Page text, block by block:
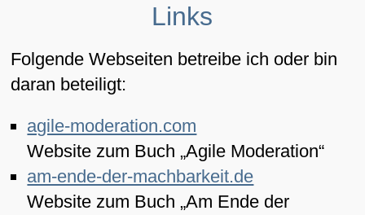
Links
Folgende Webseiten betreibe ich oder bin
daran beteiligt:
agile-moderation.com
Website zum Buch „Agile Moderation“
am-ende-der-machbarkeit.de
Website zum Buch „Am Ende der